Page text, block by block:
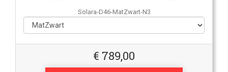
Solara-D46-MatZwart-N3
€ 789,00